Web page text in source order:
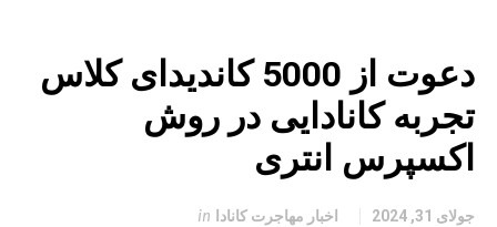
دعوت از 5000 کاندیدای کلاس
تجربه کانادایی در روش
اکسپرس انتری
جولای 31, 2024 اخبار مهاجرت کانادا